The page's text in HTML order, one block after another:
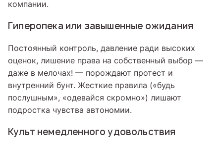
компании.
Гиперопека или завышенные ожидания
Постоянный контроль, давление ради высоких
оценок, лишение права на собственный выбор —
даже в мелочах! — порождают протест и
внутренний бунт. Жесткие правила («будь
послушным», «одевайся скромно») лишают
подростка чувства автономии.
Культ немедленного удовольствия